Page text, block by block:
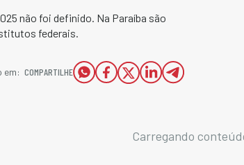
não foi definido. Na Paraíba são
federais.
em: COMPARTILHE
Carregando